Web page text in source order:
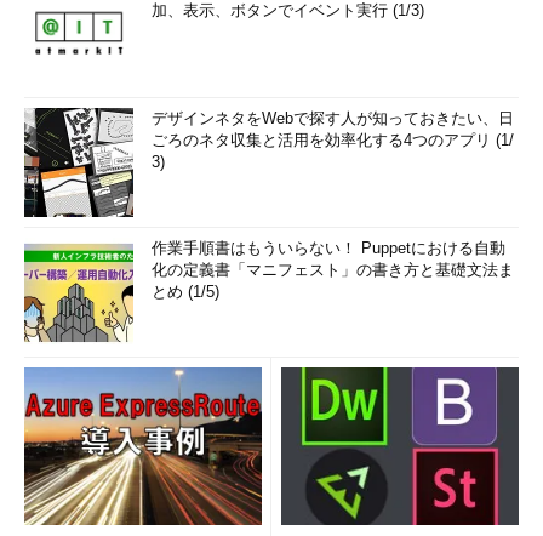
加、表示、ボタンでイベント実行 (1/3)
デザインネタをWebで探す人が知っておきたい、日
ごろのネタ収集と活用を効率化する4つのアプリ (1/
3)
作業手順書はもういらない！ Puppetにおける自動
化の定義書「マニフェスト」の書き方と基礎文法ま
とめ (1/5)